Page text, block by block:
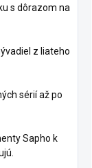
s dôrazom na
z liateho
sérií až po
Sapho k